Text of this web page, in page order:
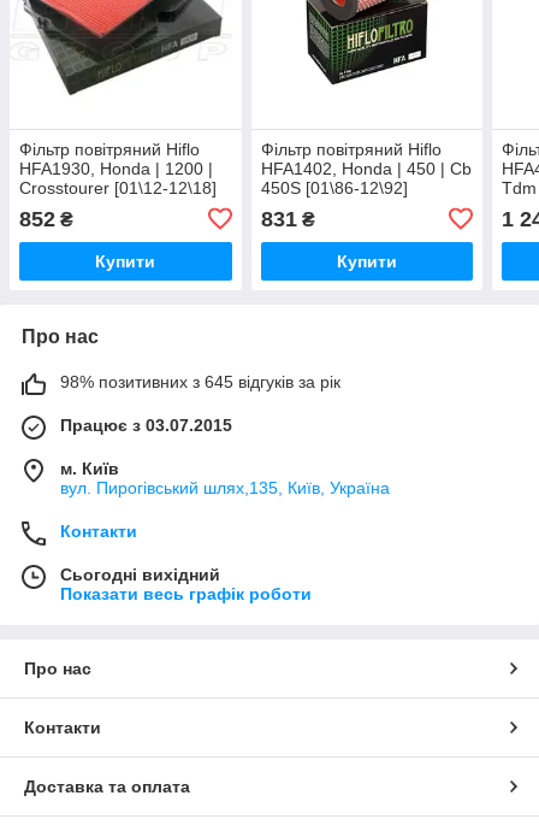
Фільтр повітряний Hiflo
HFA1930, Honda | 1200 |
Crosstourer [01\12-12\18]
852 ₴
Купити
Фільтр повітряний Hiflo
HFA1402, Honda | 450 | Cb
450S [01\86-12\92]
831₴
Купити
1
Про нас
98% позитивних з 645 відгуків за рік
Працює з 03.07.2015
м. Київ
вул. Пирогівський шлях,135, Київ, Україна
Контакти
Сьогодні вихідний
Показати весь графік роботи
Про нас
Контакти
Доставка та оплата